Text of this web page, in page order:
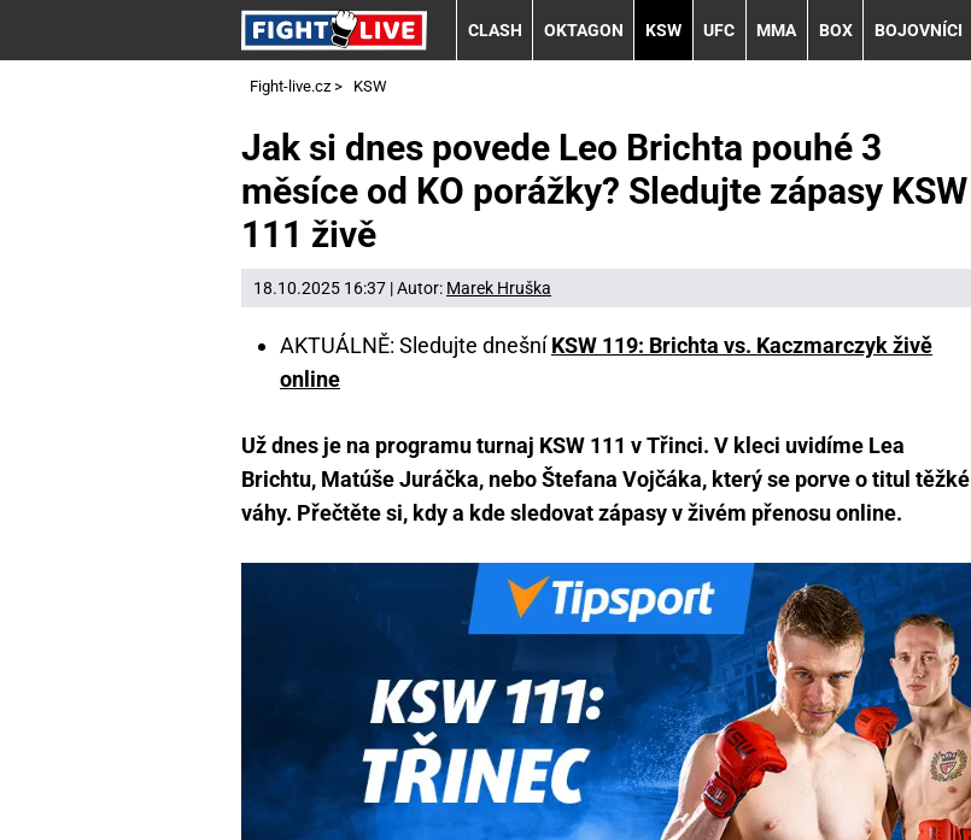
CLASH OKTAGON KSW UFC MMA BOX BOJOVNÍCI
Fight-live.cz > KSW
Jak si dnes povede Leo Brichta pouhé 3
měsíce od KO porážky? Sledujte zápasy KSW
111 živě
18.10.2025 16:37 | Autor: Marek Hruška
AKTUÁLNĚ: Sledujte dnešníKSW 119: Brichta vs. Kaczmarczyk živě
online
Už dnes je na programu turnaj KSW 111 v Třinci. V kleci uvidíme Lea
Brichtu, Matúše Juráčka, nebo Štefana Vojčáka, který se porve o titul těžké
váhy. Přečtěte si, kdy a kde sledovat zápasy v živém přenosu online.